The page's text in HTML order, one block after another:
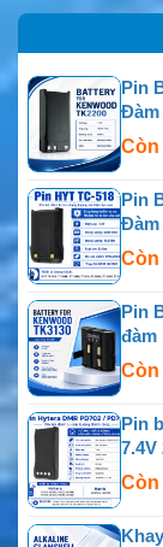
Pin
Đàm
Còn
Pin
Đàm
Còn
Pin
đàm
Còn
Pin
7.4V
Còn